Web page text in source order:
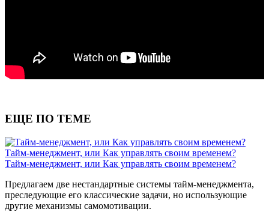
ЕЩЕ ПО ТЕМЕ
Тайм-менеджмент, или Как управлять своим временем?
Тайм-менеджмент, или Как управлять своим временем?
Предлагаем две нестандартные системы тайм-менеджмента,
преследующие его классические задачи, но использующие
другие механизмы самомотивации.